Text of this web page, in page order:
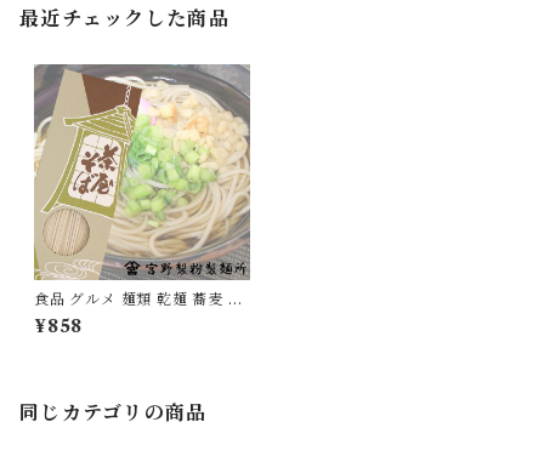
最近チェックした商品
食品 グルメ 麺類 乾麺 蕎麦 そ
ば 日本蕎麦 茶屋そば 1箱270g
×2箱 国産 無添加 [myn-chsb
¥858
同じカテゴリの商品